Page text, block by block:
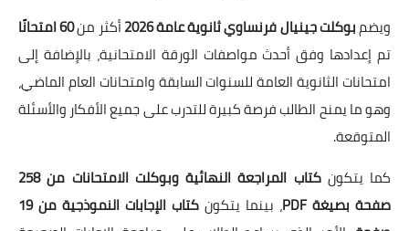
ويضمبوكلت جينيال فرنساوي ثانوية عامة 2026 أكثر من60 امتحانًا
تم إعدادها وفق أحدث مواصفات الورقة الامتحانية، بالإضافة إلى
امتحانات الثانوية العامة للسنوات السابقة وامتحانات العام الماضي،
وهو ما يمنح الطالب فرصة كبيرة للتدرب على جميع الأفكار والأسئلة
المتوقعة.
كما يتكون
كتاب المراجعة النهائية وبوكلت الامتحانات من 258
صفحة بصيغة PDF
، بينما يتكون
كتاب الإجابات النموذجية من 19